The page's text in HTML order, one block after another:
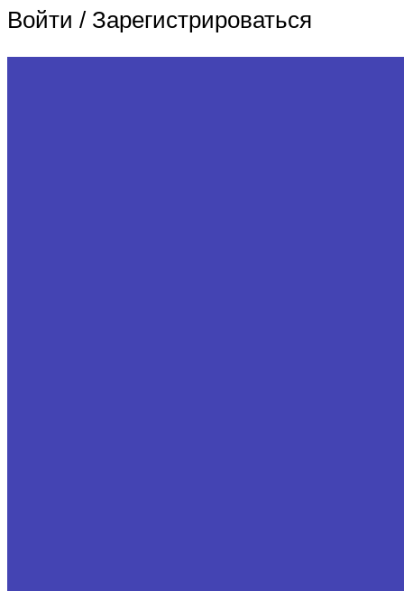
Войти / Зарегистрироваться